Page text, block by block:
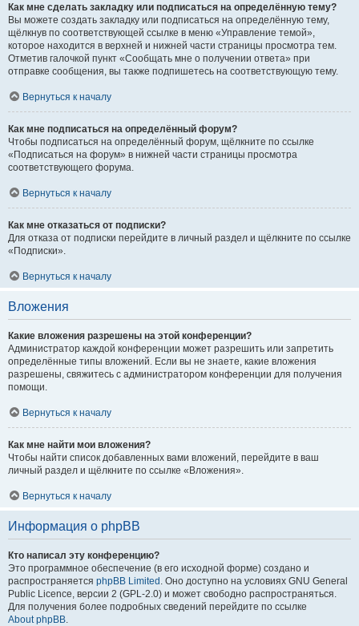
Как мне сделать закладку или подписаться на определённую тему?
Вы можете создать закладку или подписаться на определённую тему,
щёлкнув по соответствующей ссылке в меню «Управление темой»,
которое находится в верхней и нижней части страницы просмотра тем.
Отметив галочкой пункт «Сообщать мне о получении ответа» при
отправке сообщения, вы также подпишетесь на соответствующую тему.
Вернуться к началу
Как мне подписаться на определённый форум?
Чтобы подписаться на определённый форум, щёлкните по ссылке
«Подписаться на форум» в нижней части страницы просмотра
соответствующего форума.
Вернуться к началу
Как мне отказаться от подписки?
Для отказа от подписки перейдите в личный раздел и щёлкните по ссылке
«Подписки».
Вернуться к началу
Вложения
Какие вложения разрешены на этой конференции?
Администратор каждой конференции может разрешить или запретить
определённые типы вложений. Если вы не знаете, какие вложения
разрешены, свяжитесь с администратором конференции для получения
помощи.
Вернуться к началу
Как мне найти мои вложения?
Чтобы найти список добавленных вами вложений, перейдите в ваш
личный раздел и щёлкните по ссылке «Вложения».
Вернуться к началу
Информация о phpBB
Кто написал эту конференцию?
Это программное обеспечение (в его исходной форме) создано и
распространяется phpBB Limited . Оно доступно на условиях GNU General
Public Licence, версии 2 (GPL-2.0) и может свободно распространяться.
Для получения более подробных сведений перейдите по ссылке
About phpBB